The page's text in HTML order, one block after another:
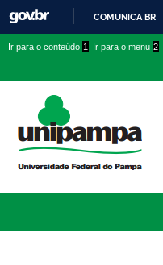
COMUNICA BR
conteúdo
menu
superior
menu
Ir para o conteúdo 1 Ir para o menu 2